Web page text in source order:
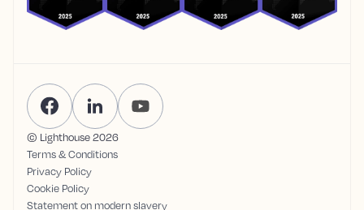
© Lighthouse2026
Terms & Conditions
Privacy Policy
Cookie Policy
Statement on modern slavery